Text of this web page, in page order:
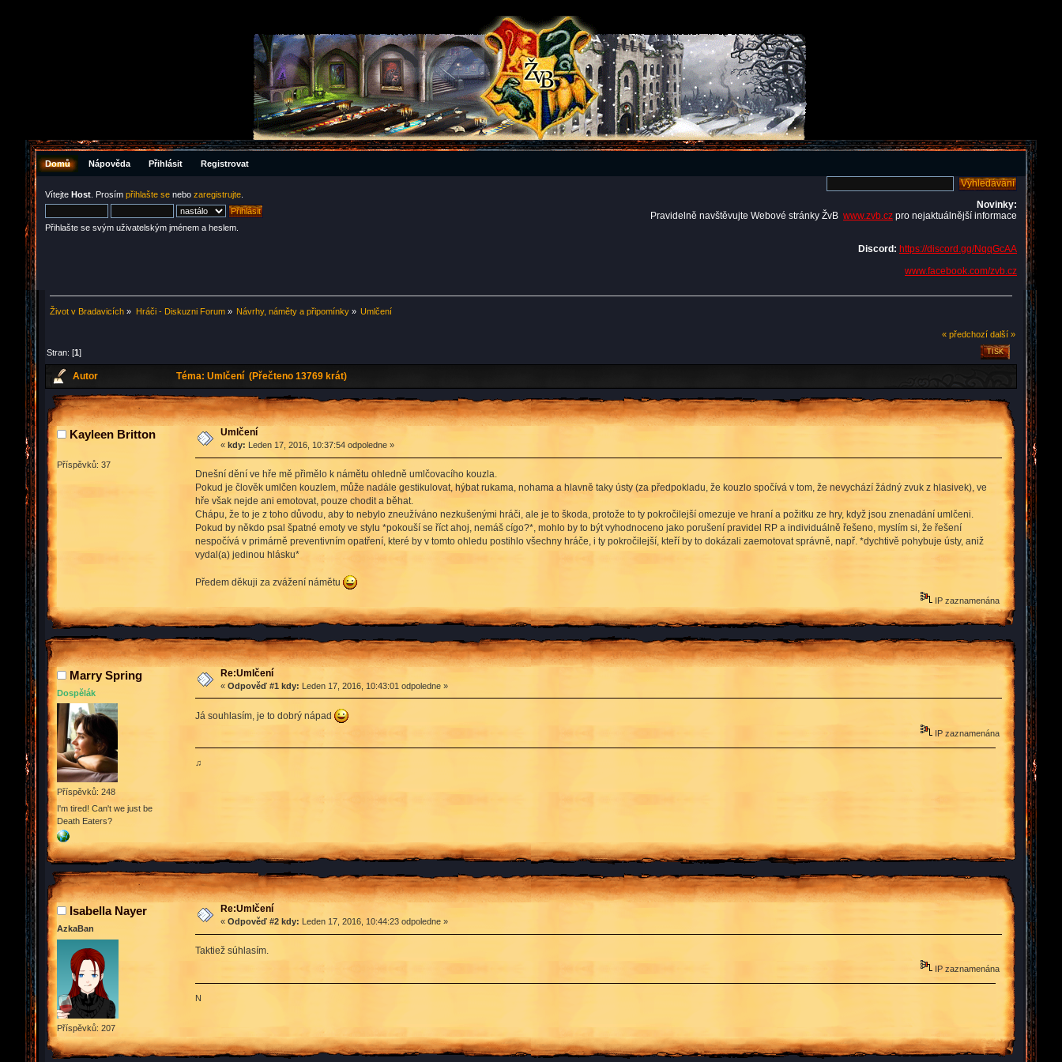
Domů Nápověda Přihlásit Registrovat
Vítejte Host . Prosím přihlašte se nebo zaregistrujte
Přihlašte se svým uživatelským jménem a heslem.
Novinky:
Pravidelně navštěvujte Webové stránky ŽvB www.zvb.cz pro nejaktuálnější informace
Discord: https://discord.gg/NqqGcAA
www.facebook.com/zvb.cz
Život v Bradavicích » Hráči - Diskuzni Forum» Návrhy, náměty a připomínky» Umlčení
« předchozí další »
TISK
Stran: [1]
Autor Téma: Umlčení (Přečteno 13769 krát)
Kayleen Britton
Příspěvků: 37
Umlčení
« kdy: Leden 17, 2016, 10:37:54 odpoledne »
Dnešní dění ve hře mě přimělo k námětu ohledně umlčovacího kouzla.
Pokud je člověk umlčen kouzlem, může nadále gestikulovat, hýbat rukama, nohama a hlavně taky ústy (za předpokladu, že kouzlo spočívá v tom, že nevychází žádný zvuk z hlasivek), ve
hře však nejde ani emotovat, pouze chodit a běhat.
Chápu, že to je z toho důvodu, aby to nebylo zneužíváno nezkušenými hráči, ale je to škoda, protože to ty pokročilejší omezuje ve hraní a požitku ze hry, když jsou znenadání umlčeni.
Pokud by někdo psal špatné emoty ve stylu *pokouší se říct ahoj, nemáš cígo?*, mohlo by to být vyhodnoceno jako porušení pravidel RP a individuálně řešeno, myslím si, že řešení
nespočívá v primárně preventivním opatření, které by v tomto ohledu postihlo všechny hráče, i ty pokročilejší, kteří by to dokázali zaemotovat správně, např. *dychtivě pohybuje ústy, aniž
vydal(a) jedinou hlásku*
Předem děkuji za zvážení námětu
IP zaznamenána
Marry Spring
Dospělák
Příspěvků: 248
I'm tired! Can't we just be
Death Eaters?
Re:Umlčení
« Odpověď #1 kdy: Leden 17, 2016, 10:43:01 odpoledne »
Já souhlasím, je to dobrý nápad
IP zaznamenána
♫
Isabella Nayer
AzkaBan
Příspěvků: 207
Re:Umlčení
« Odpověď #2 kdy: Leden 17, 2016, 10:44:23 odpoledne »
Taktiež súhlasím.
IP zaznamenána
N